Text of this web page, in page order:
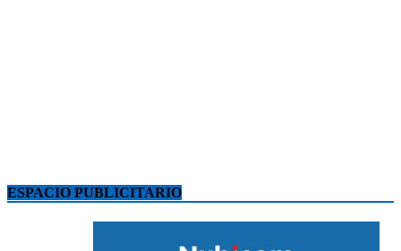
ESPACIO PUBLICITARIO